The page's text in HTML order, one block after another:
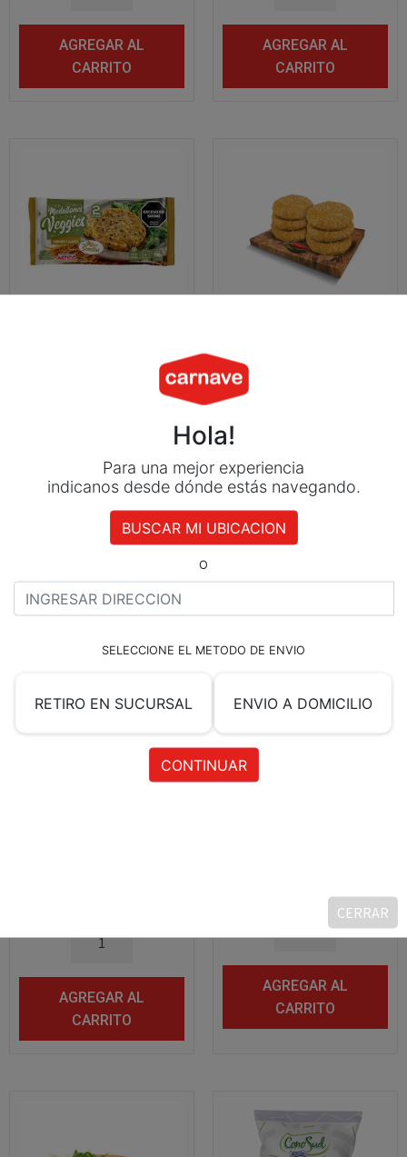
CERRAR
AGREGAR AL
CARRITO
AGREGAR AL
CARRITO
Garbanzos y Calabaza
x 200grs – Unidad
AGREGAR AL
CARRITO
Rebozado x 500grs
AGREGAR AL
CARRITO
AGREGAR AL
CARRITO
AGREGAR AL
CARRITO